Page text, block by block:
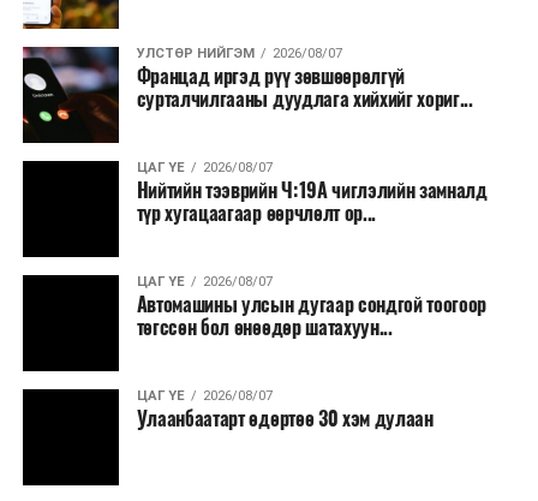
УЛСТӨР НИЙГЭМ 2026/08/07
Францад иргэд рүү зөвшөөрөлгүй
сурталчилгааны дуудлага хийхийг хориг...
ЦАГ ҮЕ 2026/08/07
Нийтийн тээврийн Ч:19А чиглэлийн замналд
түр хугацаагаар өөрчлөлт ор...
ЦАГ ҮЕ 2026/08/07
Автомашины улсын дугаар сондгой тоогоор
төгссөн бол өнөөдөр шатахуун...
ЦАГ ҮЕ 2026/08/07
Улаанбаатарт өдөртөө 30 хэм дулаан